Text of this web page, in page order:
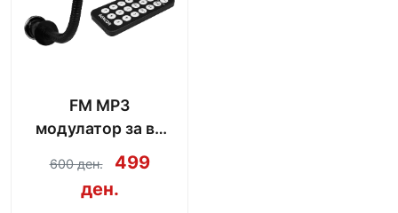
FM MP3
модулатор за во
автомобил без
Bluetooth
600 ден.
499
ден.